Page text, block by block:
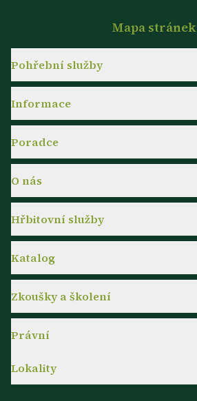
Mapa stránek
Pohřební služby
Informace
Poradce
O nás
Hřbitovní služby
Katalog
Zkoušky a školení
Právní
Lokality